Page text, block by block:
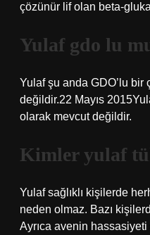
çözünür lif olan beta-
Yulaf gdo lu
Yulaf şu anda GDO’lu bir
değildir.22 Mayıs
olarak mevcut değildir.
Kimler yulaf
Yulaf sağlıklı kişilerde
neden olmaz. Bazı
Ayrıca avenin